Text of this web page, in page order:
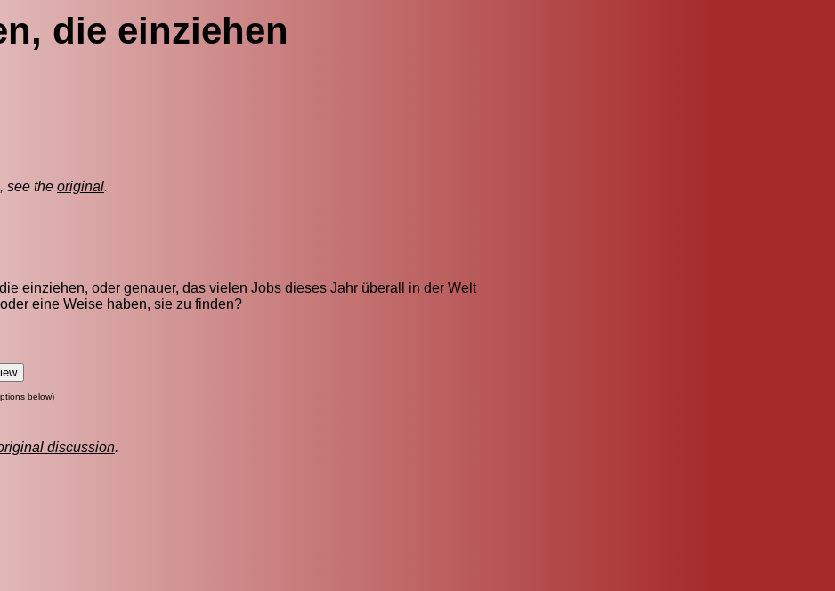
die einziehen
see the original.
einziehen, oder genauer, das vielen Jobs dieses Jahr überall in der Welt
eine Weise haben, sie zu finden?
below)
discussion.